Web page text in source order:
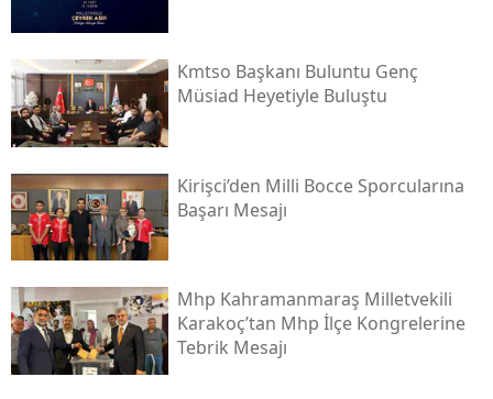
Kmtso Başkanı Buluntu Genç
Müsi̇ad Heyetiyle Buluştu
Kirişci’den Milli Bocce Sporcularına
Başarı Mesajı
Mhp Kahramanmaraş Milletvekili
Karakoç’tan Mhp İlçe Kongrelerine
Tebrik Mesajı